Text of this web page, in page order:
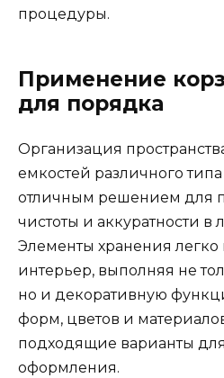
процедуры.
Применение
для порядка
Организация
емкостей различного типа
отличным решением для
чистоты и аккуратности
Элементы хранения легко
интерьер, выполняя не
но и декоративную
форм, цветов и
подходящие варианты
оформления.